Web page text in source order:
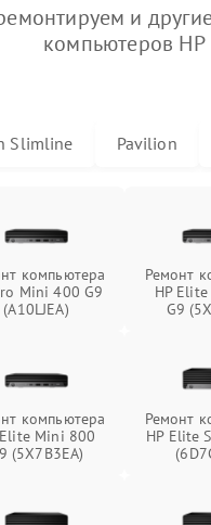
и
компьютеров HP
Slimline Pavilion
компьютера
Mini 400 G9
(A10LJEA)
Ремонт
HP
G9
компьютера
Elite Mini 800
(5X7B3EA)
Ремонт
HP Elite